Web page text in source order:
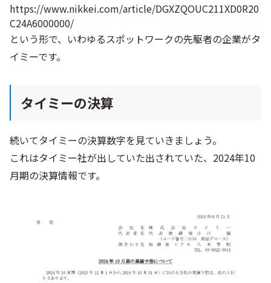
https://www.nikkei.com/article/DGXZQOUC211XD0R20
C24A6000000/
という形で、いわゆるスポットワークの先駆者の企業がタ
イミーです。
タイミーの決算
続いてタイミーの決算数字を見ていきましょう。
これはタイミー社が出していた出されていた、2024年10
月期の決算情報です。